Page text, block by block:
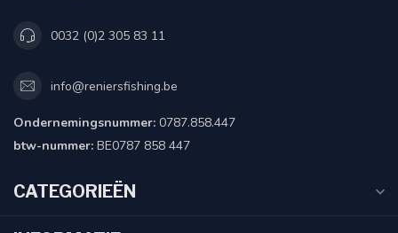
0032 (0)2 305 83 11
info@reniersfishing.be
Ondernemingsnummer: 0787.858.447
btw-nummer: BE0787 858 447
CATEGORIEËN